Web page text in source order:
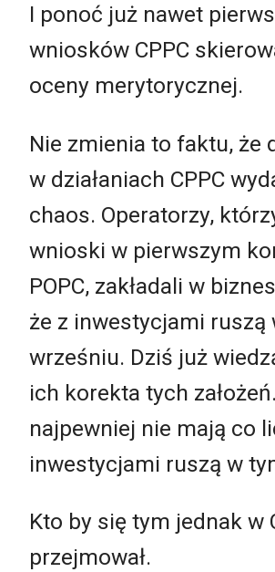
I ponoć już nawet
wniosków CPPC
oceny merytorycznej.
Nie zmienia to faktu, że
w działaniach CPPC
chaos. Operatorzy,
wnioski w pierwszym
POPC, zakładali w
że z inwestycjami ruszą
wrześniu. Dziś już
ich korekta tych
najpewniej nie mają co
inwestycjami ruszą w
Kto by się tym jednak w
przejmował.